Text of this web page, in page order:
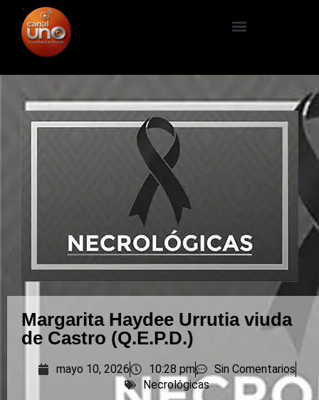
Margarita Haydee Urrutia viuda
de Castro (Q.E.P.D.)
mayo 10, 2026 10:28 pm
Sin Comentarios
Necrológicas